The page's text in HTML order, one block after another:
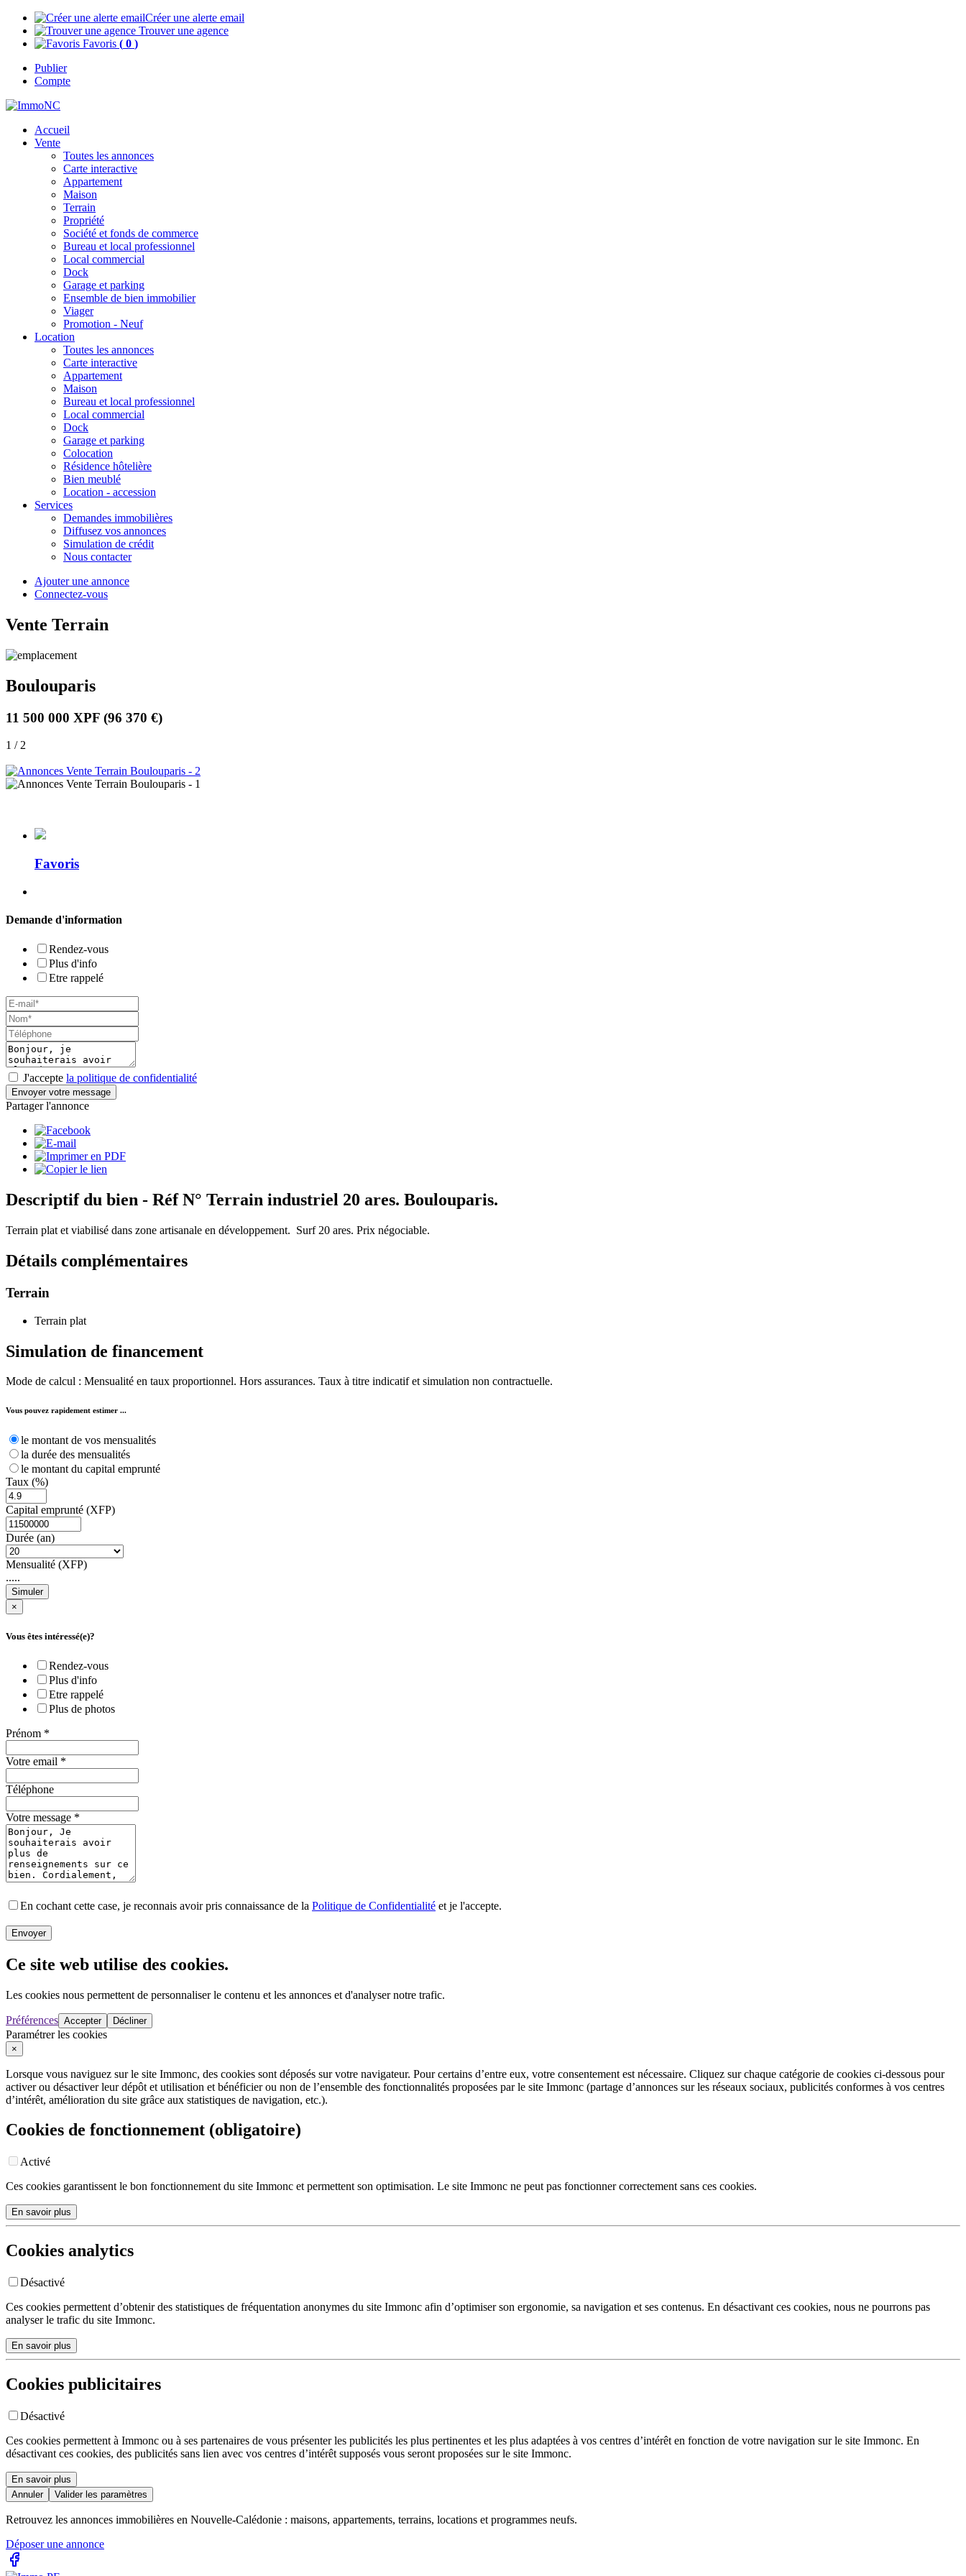
Créer une alerte email
Trouver une agence
Favoris ( 0 )
Publier
Compte
Accueil
Vente
Toutes les annonces
Carte interactive
Appartement
Maison
Terrain
Propriété
Société et fonds de commerce
Bureau et local professionnel
Local commercial
Dock
Garage et parking
Ensemble de bien immobilier
Viager
Promotion - Neuf
Location
Toutes les annonces
Carte interactive
Appartement
Maison
Bureau et local professionnel
Local commercial
Dock
Garage et parking
Colocation
Résidence hôtelière
Bien meublé
Location - accession
Services
Demandes immobilières
Diffusez vos annonces
Simulation de crédit
Nous contacter
Ajouter une annonce
Connectez-vous
Vente Terrain
Boulouparis
11 500 000 XPF (96 370 €)
1 / 2
Favoris
Demande d'information
Rendez-vous
Plus d'info
Etre rappelé
J'accepte la politique de confidentialité
Envoyer votre message
Partager l'annonce
Descriptif du bien - Réf N° Terrain industriel 20 ares. Boulouparis.
Terrain plat et viabilisé dans zone artisanale en développement. Surf 20 ares. Prix négociable.
Détails complémentaires
Terrain
Terrain plat
Simulation de financement
Mode de calcul : Mensualité en taux proportionnel. Hors assurances. Taux à titre indicatif et simulation non contractuelle.
Vous pouvez rapidement estimer ...
le montant de vos mensualités
la durée des mensualités
le montant du capital emprunté
Taux (%)
Capital emprunté (XFP)
Durée (an)
Mensualité (XFP)
.....
Simuler
×
Vous êtes intéressé(e)?
Rendez-vous
Plus d'info
Etre rappelé
Plus de photos
Prénom *
Votre email *
Téléphone
Votre message *
En cochant cette case, je reconnais avoir pris connaissance de la Politique de Confidentialité et je l'accepte.
Envoyer
Ce site web utilise des cookies.
Les cookies nous permettent de personnaliser le contenu et les annonces et d'analyser notre trafic.
Préférences Accepter Décliner
Paramétrer les cookies
×
Lorsque vous naviguez sur le site Immonc, des cookies sont déposés sur votre navigateur. Pour certains d’entre eux, votre consentement est nécessaire. Cliquez sur chaque catégorie de cookies ci-dessous pour
activer ou désactiver leur dépôt et utilisation et bénéficier ou non de l’ensemble des fonctionnalités proposées par le site Immonc (partage d’annonces sur les réseaux sociaux, publicités conformes à vos centres
d’intérêt, amélioration du site grâce aux statistiques de navigation, etc.).
Cookies de fonctionnement (obligatoire)
Activé
Ces cookies garantissent le bon fonctionnement du site Immonc et permettent son optimisation. Le site Immonc ne peut pas fonctionner correctement sans ces cookies.
En savoir plus
Cookies analytics
Désactivé
Ces cookies permettent d’obtenir des statistiques de fréquentation anonymes du site Immonc afin d’optimiser son ergonomie, sa navigation et ses contenus. En désactivant ces cookies, nous ne pourrons pas
analyser le trafic du site Immonc.
En savoir plus
Cookies publicitaires
Désactivé
Ces cookies permettent à Immonc ou à ses partenaires de vous présenter les publicités les plus pertinentes et les plus adaptées à vos centres d’intérêt en fonction de votre navigation sur le site Immonc. En
désactivant ces cookies, des publicités sans lien avec vos centres d’intérêt supposés vous seront proposées sur le site Immonc.
En savoir plus
Annuler
Valider les paramètres
Retrouvez les annonces immobilières en Nouvelle-Calédonie : maisons, appartements, terrains, locations et programmes neufs.
Déposer une annonce